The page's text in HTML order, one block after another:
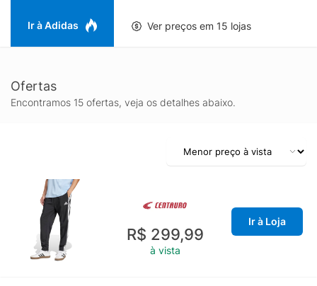
Ir à Adidas Ver preços em 15 lojas
Ofertas
Encontramos 15 ofertas, veja os detalhes abaixo.
R$ 299,99
à vista
Ir à Loja